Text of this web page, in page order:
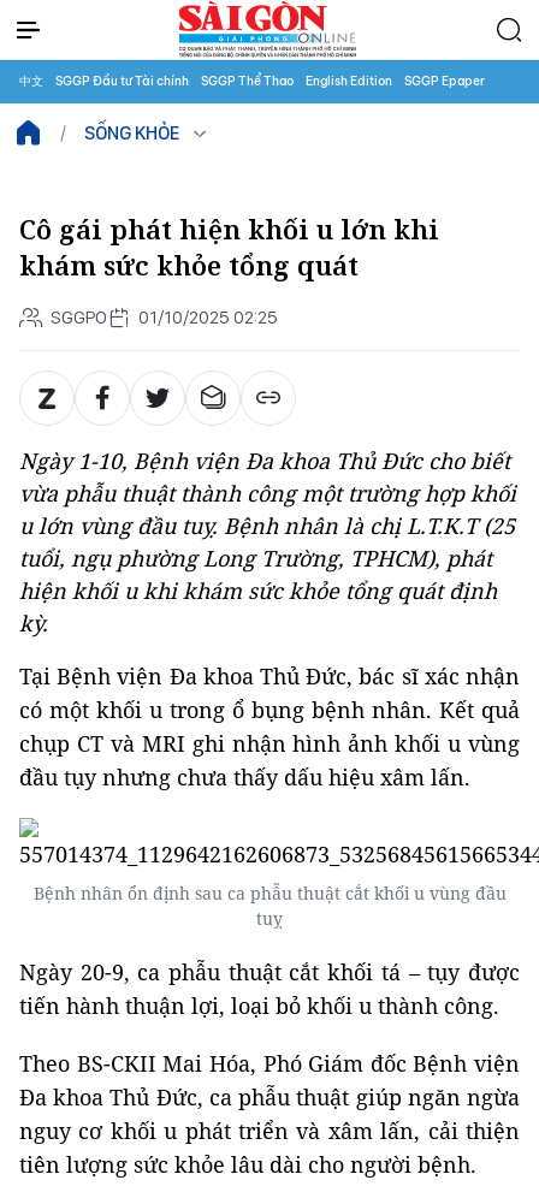
中文 SGGP Đầu tư Tài chính SGGP Thể Thao English Edition SGGP Epaper
SỐNG KHỎE
Cô gái phát hiện khối u lớn khi
khám sức khỏe tổng quát
SGGPO 01/10/2025 02:25
Ngày 1-10, Bệnh viện Đa khoa Thủ Đức cho biết
vừa phẫu thuật thành công một trường hợp khối
u lớn vùng đầu tuỵ. Bệnh nhân là chị L.T.K.T (25
tuổi, ngụ phường Long Trường, TPHCM), phát
hiện khối u khi khám sức khỏe tổng quát định
kỳ.
Tại Bệnh viện Đa khoa Thủ Đức, bác sĩ xác nhận
có một khối u trong ổ bụng bệnh nhân. Kết quả
chụp CT và MRI ghi nhận hình ảnh khối u vùng
đầu tụy nhưng chưa thấy dấu hiệu xâm lấn.
Bệnh nhân ổn định sau ca phẫu thuật cắt khối u vùng đầu
tuỵ
Ngày 20-9, ca phẫu thuật cắt khối tá – tụy được
tiến hành thuận lợi, loại bỏ khối u thành công.
Theo BS-CKII Mai Hóa, Phó Giám đốc Bệnh viện
Đa khoa Thủ Đức, ca phẫu thuật giúp ngăn ngừa
nguy cơ khối u phát triển và xâm lấn, cải thiện
tiên lượng sức khỏe lâu dài cho người bệnh.